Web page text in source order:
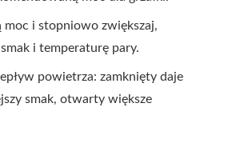
moc i stopniowo zwiększaj,
i temperaturę pary.
powietrza: zamknięty daje
smak, otwarty większe